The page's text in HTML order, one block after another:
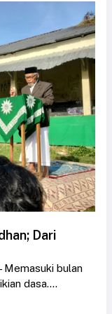
Dari
Memasuki bulan
dasa....